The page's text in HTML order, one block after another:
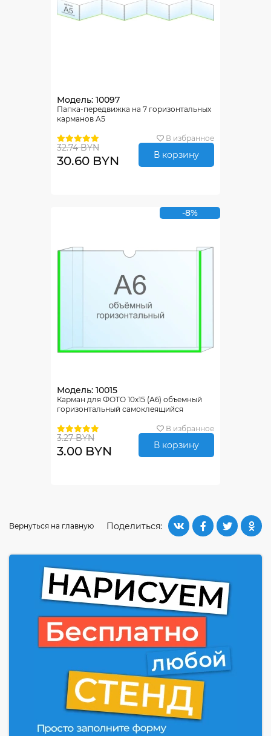
Модель: 10097
Папка-передвижка на 7 горизонтальных
карманов А5
В избранное
32.74 BYN
30.60 BYN В корзину
-8%
Модель: 10015
Карман для ФОТО 10х15 (А6) объемный
горизонтальный самоклеящийся
В избранное
3.27 BYN
3.00 BYN В корзину
Поделиться:
Вернуться на главную